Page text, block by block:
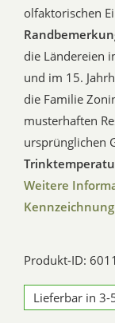
olfaktorischen
die Ländereien
und im 15.
die Familie
musterhaften
ursprünglichen
Weitere
Produkt-ID:
Lieferbar in 3-